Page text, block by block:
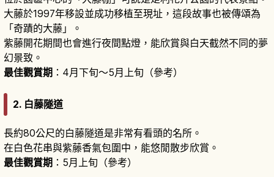
大藤於1997年移設並成功移植至現址，這段故事也被傳頌為
「奇蹟的大藤」。
紫藤開花期間也會進行夜間點燈，能欣賞與白天截然不同的夢
幻景致。
最佳觀賞期 ：4月下旬〜5月上旬（參考）
2. 白藤隧道
長約80公尺的白藤隧道是非常有看頭的名所。
在白色花串與紫藤香氣包圍中，能悠閒散步欣賞。
最佳觀賞期 ：5月上旬（參考）